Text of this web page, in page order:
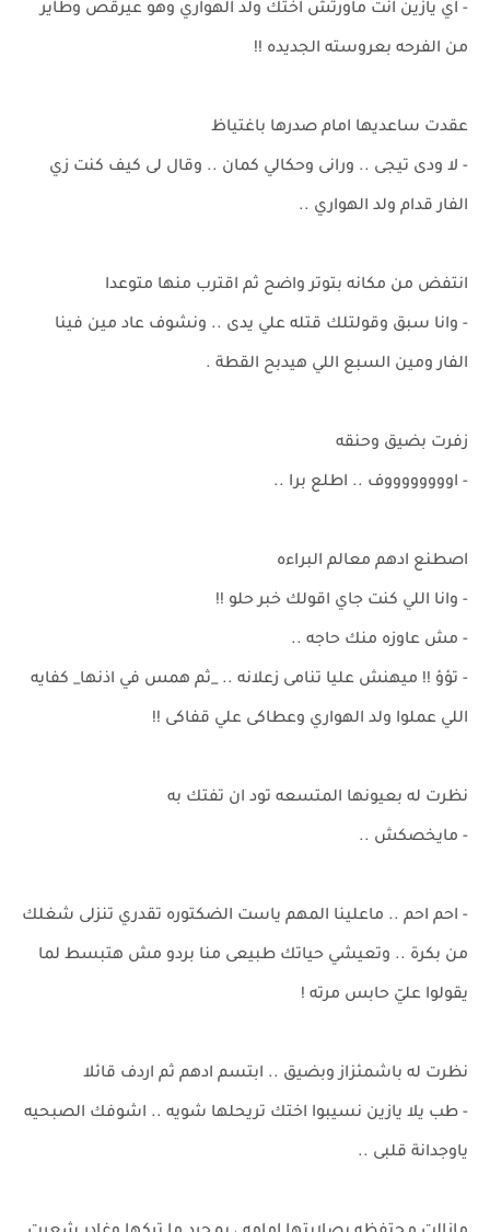
- اي يازين انت ماورتش اختك ولد الهواري وهو عيرقص وطاير
من الفرحه بعروسته الجديده !!
عقدت ساعديها امام صدرها باغتياظ
- لا ودى تيجى .. ورانى وحكالي كمان .. وقال لى كيف كنت زي
الفار قدام ولد الهواري ..
انتفض من مكانه بتوتر واضح ثم اقترب منها متوعدا
- وانا سبق وقولتلك قتله علي يدى .. ونشوف عاد مين فينا
الفار ومين السبع اللي هيدبح القطة .
زفرت بضيق وحنقه
- اووووووووف .. اطلع برا ..
اصطنع ادهم معالم البراءه
- وانا اللي كنت جاي اقولك خبر حلو !!
- مش عاوزه منك حاجه ..
- تؤؤ !! ميهنش عليا تنامى زعلانه .. _ثم همس في اذنها_ كفايه
اللي عملوا ولد الهواري وعطاكى علي قفاكى !!
نظرت له بعيونها المتسعه تود ان تفتك به
- مايخصكش ..
- احم احم .. ماعلينا المهم ياست الضكتوره تقدري تنزلى شغلك
من بكرة .. وتعيشي حياتك طبيعى منا بردو مش هتبسط لما
يقولوا عليّ حابس مرته !
نظرت له باشمئزاز وبضيق .. ابتسم ادهم ثم اردف قائلا
- طب يلا يازين نسيبوا اختك تريحلها شويه .. اشوفك الصبحيه
ياوجدانة قلبى ..